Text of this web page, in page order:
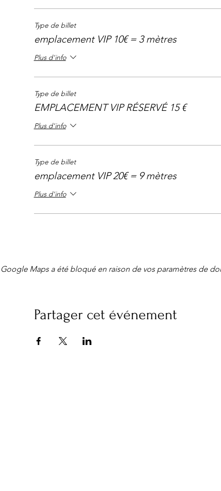
Type de billet
emplacement VIP 10€ = 3 mètres
Plus d'info
Type de billet
EMPLACEMENT VIP RÉSERVÉ 15 €
Plus d'info
Type de billet
emplacement VIP 20€ = 9 mètres
Plus d'info
Google Maps a été bloqué en raison de vos paramètres de
Partager cet événement